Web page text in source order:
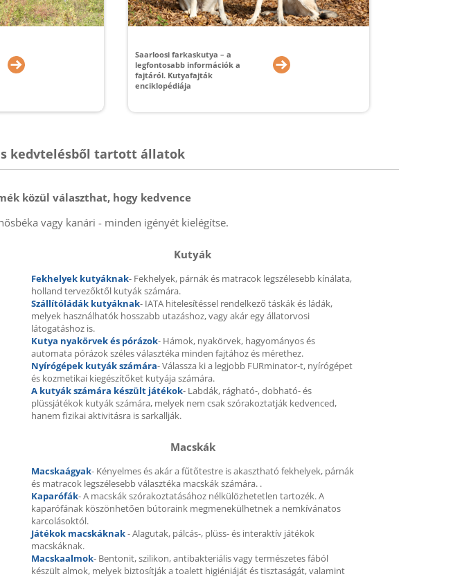
Saarloosi farkaskutya – a
legfontosabb információk a
fajtáról. Kutyafajták
enciklopédiája
kedvtelésből tartott állatok
közül választhat, hogy kedvence
vagy kanári - minden igényét kielégítse.
Kutyák
Fekhelyek kutyáknak- Fekhelyek, párnák és matracok legszélesebb kínálata,
holland tervezőktől kutyák számára.
Szállítóládák kutyáknak- IATA hitelesítéssel rendelkező táskák és ládák,
melyek használhatók hosszabb utazáshoz, vagy akár egy állatorvosi
látogatáshoz is.
Kutya nyakörvek és pórázok- Hámok, nyakörvek, hagyományos és
automata pórázok széles választéka minden fajtához és mérethez.
Nyírógépek kutyák számára- Válassza ki a legjobb FURminator-t, nyírógépet
és kozmetikai kiegészítőket kutyája számára.
A kutyák számára készült játékok- Labdák, rágható-, dobható- és
plüssjátékok kutyák számára, melyek nem csak szórakoztatják kedvenced,
hanem fizikai aktivitásra is sarkallják.
Macskák
Macskaágyak- Kényelmes és akár a fűtőtestre is akasztható fekhelyek, párnák
és matracok legszélesebb választéka macskák számára. .
Kaparófák- A macskák szórakoztatásához nélkülözhetetlen tartozék. A
kaparófának köszönhetően bútoraink megmenekülhetnek a nemkívánatos
karcolásoktól.
Játékok macskáknak- Alagutak, pálcás-, plüss- és interaktív játékok
macskáknak.
Macskaalmok- Bentonit, szilikon, antibakteriális vagy természetes fából
készült almok, melyek biztosítják a toalett higiéniáját és tisztaságát, valamint